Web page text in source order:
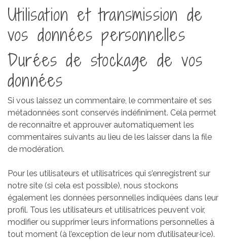
Utilisation et transmission de
vos données personnelles
Durées de stockage de vos
données
Si vous laissez un commentaire, le commentaire et ses
métadonnées sont conservés indéfiniment. Cela permet
de reconnaître et approuver automatiquement les
commentaires suivants au lieu de les laisser dans la file
de modération.
Pour les utilisateurs et utilisatrices qui s’enregistrent sur
notre site (si cela est possible), nous stockons
également les données personnelles indiquées dans leur
profil. Tous les utilisateurs et utilisatrices peuvent voir,
modifier ou supprimer leurs informations personnelles à
tout moment (à l’exception de leur nom d’utilisateur·ice).